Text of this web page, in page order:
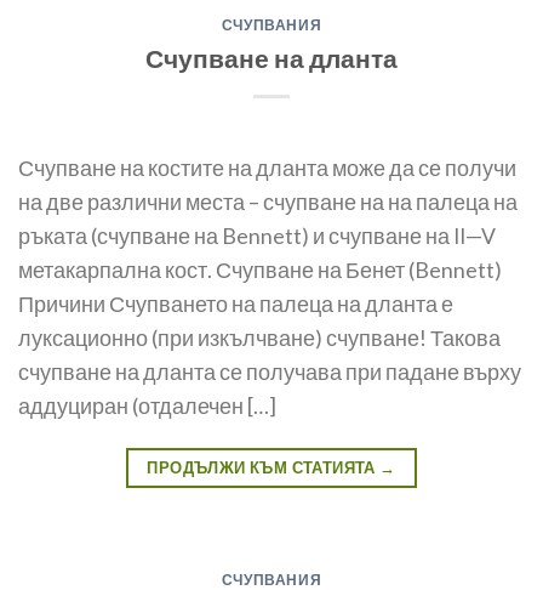
СЧУПВАНИЯ
Счупване на дланта
Счупване на костите на дланта може да се получи
на две различни места – счупване на на палеца на
ръката (счупване на Bennett) и счупване на II—V
метакарпална кост. Счупване на Бенет (Bennett)
Причини Счупването на палеца на дланта е
луксационно (при изкълчване) счупване! Такова
счупване на дланта се получава при падане върху
аддуциран (отдалечен […]
ПРОДЪЛЖИ КЪМ СТАТИЯТА →
СЧУПВАНИЯ